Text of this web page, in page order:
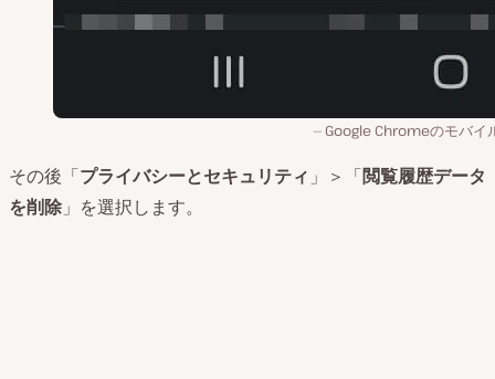
Google Chromeのモバイ
その後「プライバシーとセキュリティ 」＞「閲覧履歴データ
を削除 」を選択します。